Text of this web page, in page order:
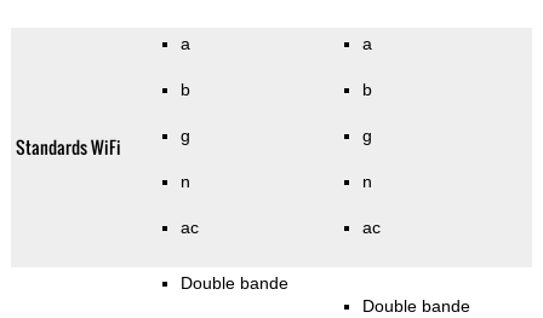
Standards WiFi
a
b
g
n
ac
a
b
g
n
ac
Double bande
Double bande